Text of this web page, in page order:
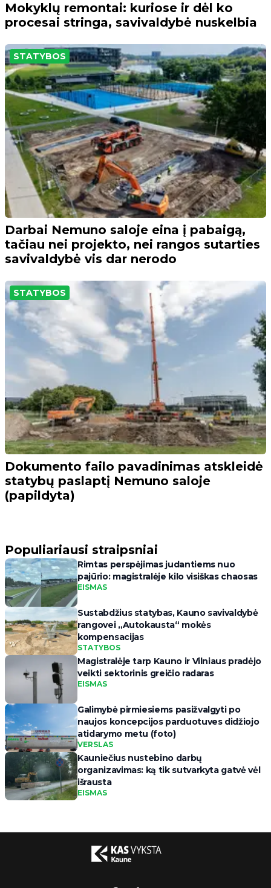
Mokyklų remontai: kuriose ir dėl ko
procesai stringa, savivaldybė nuskelbia
STATYBOS
Darbai Nemuno saloje eina į pabaigą,
tačiau nei projekto, nei rangos sutarties
savivaldybė vis dar nerodo
STATYBOS
Dokumento failo pavadinimas atskleidė
statybų paslaptį Nemuno saloje
(papildyta)
Populiariausi straipsniai
Rimtas perspėjimas judantiems nuo
pajūrio: magistralėje kilo visiškas chaosas
EISMAS
Sustabdžius statybas, Kauno savivaldybė
rangovei „Autokausta“ mokės
kompensacijas
STATYBOS
Magistralėje tarp Kauno ir Vilniaus pradėjo
veikti sektorinis greičio radaras
EISMAS
Galimybė pirmiesiems pasižvalgyti po
naujos koncepcijos parduotuves didžiojo
atidarymo metu (foto)
VERSLAS
Kauniečius nustebino darbų
organizavimas: ką tik sutvarkyta gatvė vėl
išrausta
EISMAS